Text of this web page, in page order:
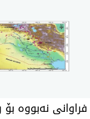
نه‌بووه‌